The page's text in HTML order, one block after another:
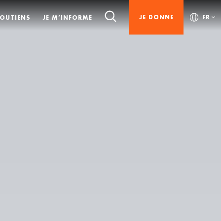
JE M’INFORME JE DONNE FR